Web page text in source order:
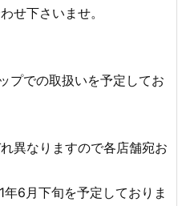
せ下さいませ。
プでの取扱いを予定してお
異なりますので各店舗宛お
6月下旬を予定しておりま